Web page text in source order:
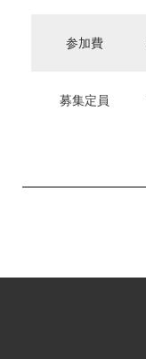
参加費
募集定員